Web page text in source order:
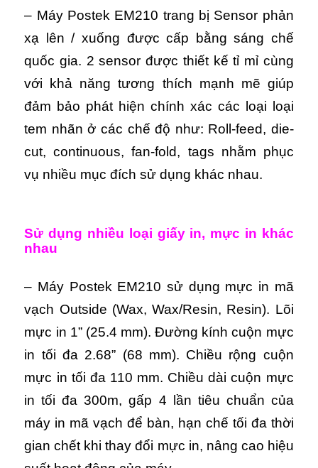
– Máy Postek EM210 trang bị Sensor phản
xạ lên / xuống được cấp bằng sáng chế
quốc gia. 2 sensor được thiết kế tỉ mỉ cùng
với khả năng tương thích mạnh mẽ giúp
đảm bảo phát hiện chính xác các loại loại
tem nhãn ở các chế độ như: Roll-feed, die-
cut, continuous, fan-fold, tags nhằm phục
vụ nhiều mục đích sử dụng khác nhau.
Sử dụng nhiều loại giấy in, mực in khác
nhau
– Máy Postek EM210 sử dụng mực in mã
vạch Outside (Wax, Wax/Resin, Resin). Lõi
mực in 1” (25.4 mm). Đường kính cuộn mực
in tối đa 2.68” (68 mm). Chiều rộng cuộn
mực in tối đa 110 mm. Chiều dài cuộn mực
in tối đa 300m, gấp 4 lần tiêu chuẩn của
máy in mã vạch để bàn, hạn chế tối đa thời
gian chết khi thay đổi mực in, nâng cao hiệu